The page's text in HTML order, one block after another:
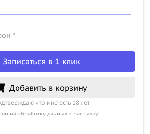
*
Записаться в 1 клик
Добавить в корзину
что мне есть 18 лет
на обработку данных и рассылку